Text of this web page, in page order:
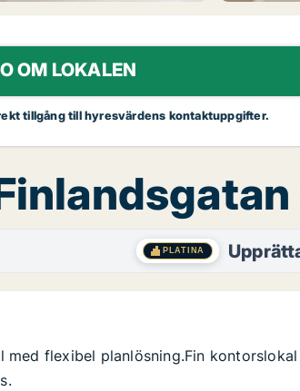
OM LOKALEN
tillgång till hyresvärdens kontaktuppgifter.
PLATINA
med flexibel planlösning.Fin